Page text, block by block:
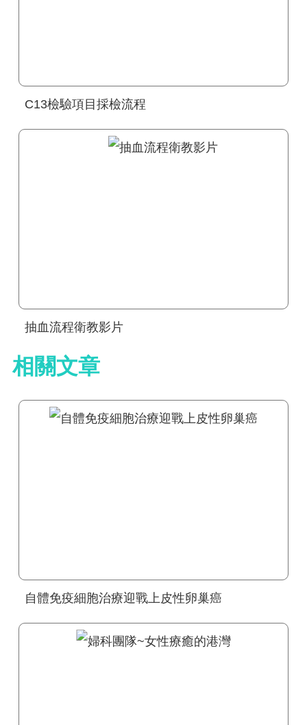
C13檢驗項目採檢流程
抽血流程衛教影片
相關文章
自體免疫細胞治療迎戰上皮性卵巢癌